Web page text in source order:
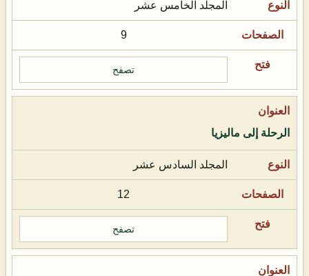
المجلد الخامس عشر
9
تصفح
الرحلة إلى ماليزيا
المجلد السادس عشر
12
تصفح